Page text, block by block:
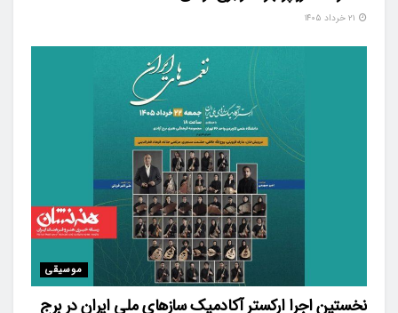
موسیقی
نخستین اجرا ارکستر آکادمیک سازهای ملی ایران در برج